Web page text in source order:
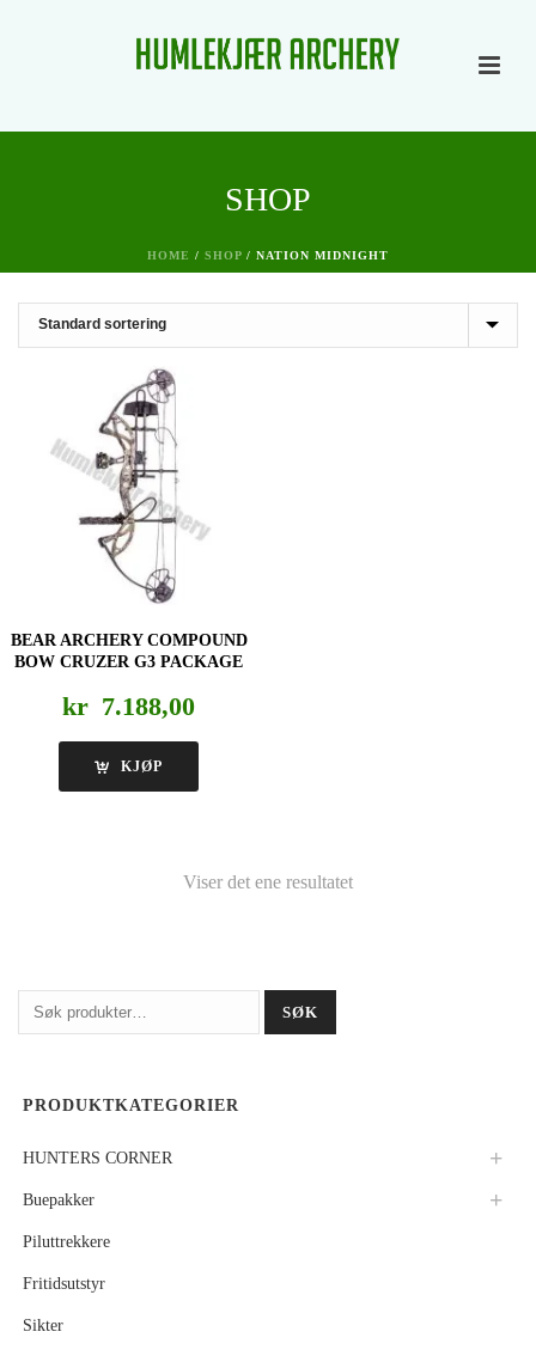
SHOP
HOME / SHOP / NATION MIDNIGHT
BEAR ARCHERY COMPOUND
BOW CRUZER G3 PACKAGE
kr 7.188,00
KJØP
Viser det ene resultatet
Søk
etter:
SØK
PRODUKTKATEGORIER
HUNTERS CORNER
Buepakker
Piluttrekkere
Fritidsutstyr
Sikter